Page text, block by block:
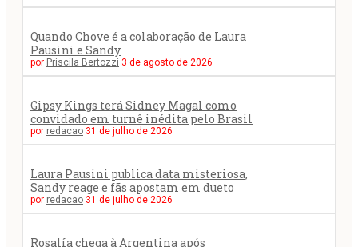
Quando Chove é a colaboração de Laura
Pausini e Sandy
por Priscila Bertozzi 3 de agosto de 2026
Gipsy Kings terá Sidney Magal como
convidado em turnê inédita pelo Brasil
por redacao 31 de julho de 2026
Laura Pausini publica data misteriosa,
Sandy reage e fãs apostam em dueto
por redacao 31 de julho de 2026
Rosalía chega à Argentina após